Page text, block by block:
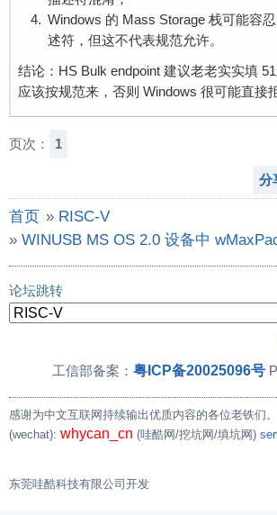
Windows 的 Mass Storage 栈可能容
述符，但这不代表规范允许。
结论：HS Bulk endpoint 建议老老实实填
应该按规范来，否则 Windows 很可能直接
页次： 1
分
首页 » RISC-V
» WINUSB MS OS 2.0 设备中
论坛跳转
工信部备案： 粤ICP备20025096号
感谢为中文互联网持续输出优质内容的各位老铁们。
(wechat): whycan_cn (哇酷网/挖坑网/填坑网)
东莞哇酷科技有限公司开发